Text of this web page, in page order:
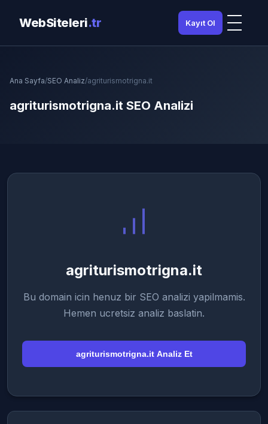
WebSiteleri.tr Kayıt Ol
Ana Sayfa/SEO Analiz/agriturismotrigna.it
agriturismotrigna.it SEO Analizi
agriturismotrigna.it
Bu domain icin henuz bir SEO analizi yapilmamis.
Hemen ucretsiz analiz baslatin.
agriturismotrigna.it Analiz Et